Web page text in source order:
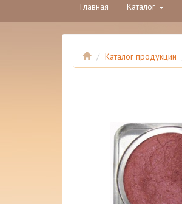
Главная Каталог
Каталог продукции